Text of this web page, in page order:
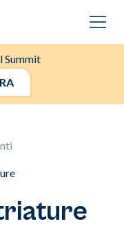
Summit